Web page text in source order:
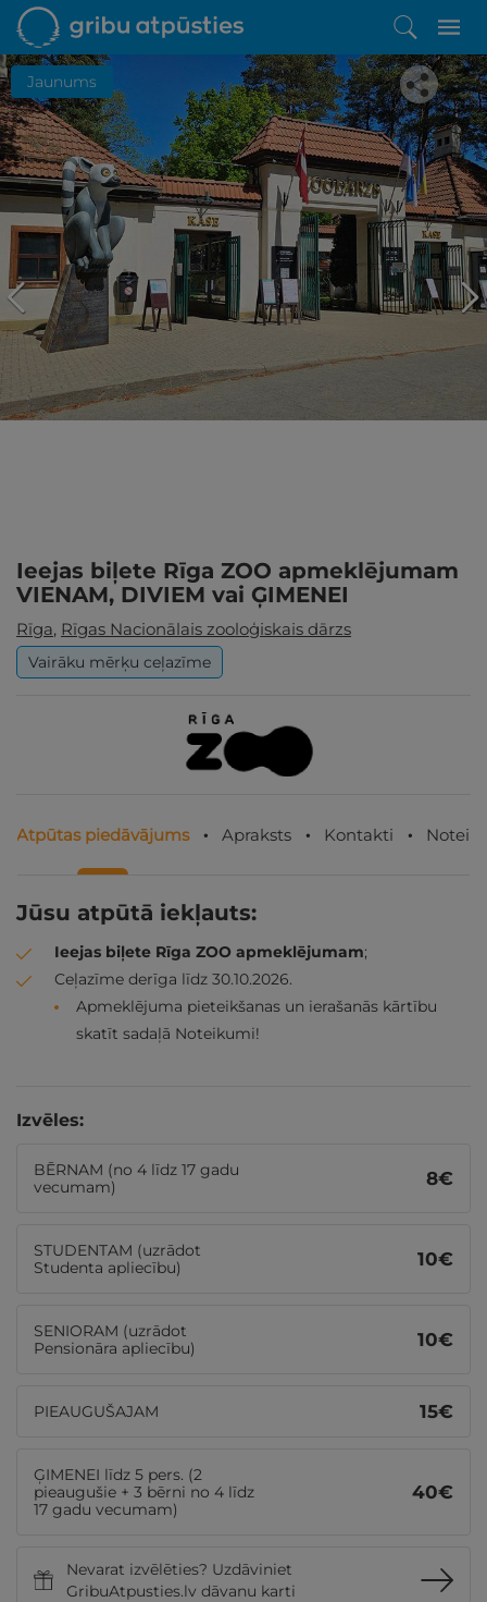
Jaunums
Iepatikās šis piedāvājums?
Līdz brīnišķīgai atpūtai atlikuši tikai daži soļi
PĒRKU
Ieejas biļete Rīga ZOO apmeklējumam
VIENAM, DIVIEM vai ĢIMENEI
Rīga, Rīgas Nacionālais zooloģiskais dārzs
Vairāku mērķu ceļazīme
Atpūtas piedāvājums Apraksts Kontakti
Jūsu atpūtā iekļauts:
Ieejas biļete Rīga ZOO apmeklējumam;
Ceļazīme derīga līdz 30.10.2026.
Apmeklējuma pieteikšanas un ierašanās kārtību
skatīt sadaļā Noteikumi!
Izvēles:
BĒRNAM (no 4 līdz 17 gadu
vecumam)
8€
STUDENTAM (uzrādot
Studenta apliecību)
10€
SENIORAM (uzrādot
Pensionāra apliecību)
10€
PIEAUGUŠAJAM 15€
ĢIMENEI līdz 5 pers. (2
pieaugušie + 3 bērni no 4 līdz
17 gadu vecumam)
40€
Nevarat izvēlēties? Uzdāviniet
GribuAtpusties.lv dāvanu karti